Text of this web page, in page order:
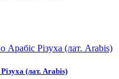
(лат. Arabis)